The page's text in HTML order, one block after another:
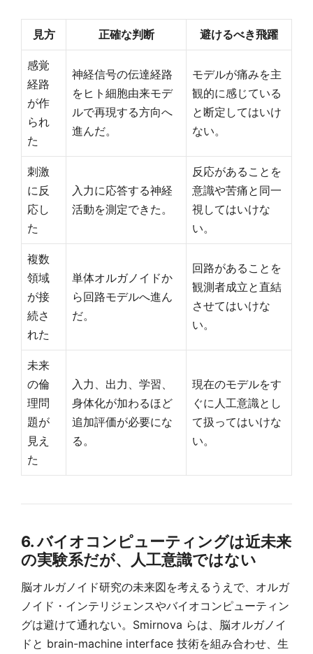
見方 正確な判断 避けるべき飛躍
感覚
経路
が作
られ
た
神経信号の伝達経路
をヒト細胞由来モデ
ルで再現する方向へ
進んだ。
モデルが痛みを主
観的に感じている
と断定してはいけ
ない。
刺激
に反
応し
た
入力に応答する神経
活動を測定できた。
反応があることを
意識や苦痛と同一
視してはいけな
い。
複数
領域
が接
続さ
れた
単体オルガノイドか
ら回路モデルへ進ん
だ。
回路があることを
観測者成立と直結
させてはいけな
い。
未来
の倫
理問
題が
見え
た
入力、出力、学習、
身体化が加わるほど
追加評価が必要にな
る。
現在のモデルをす
ぐに人工意識とし
て扱ってはいけな
い。
6. バイオコンピューティングは近未来
の実験系だが、人工意識ではない
脳オルガノイド研究の未来図を考えるうえで、オルガ
ノイド・インテリジェンスやバイオコンピューティン
グは避けて通れない。Smirnova らは、脳オルガノイ
ドと brain-machine interface 技術を組み合わせ、生